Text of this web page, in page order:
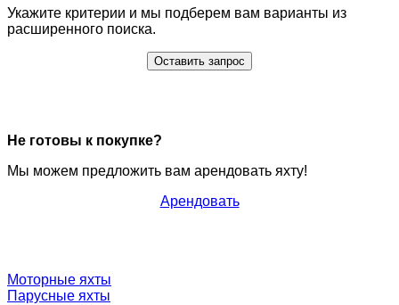
Укажите критерии и мы подберем вам варианты из
расширенного поиска.
Оставить запрос
Не готовы к покупке?
Мы можем предложить вам арендовать яхту!
Арендовать
Моторные яхты
Парусные яхты